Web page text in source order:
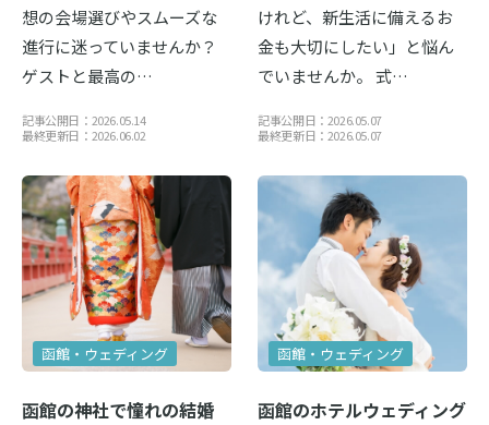
想の会場選びやスムーズな
進行に迷っていませんか？
ゲストと最高の…
記事公開日：2026.05.14
最終更新日：2026.06.02
けれど、新生活に備えるお
金も大切にしたい」と悩ん
でいませんか。 式…
記事公開日：2026.05.07
最終更新日：2026.05.07
函館・ウェディング
函館の神社で憧れの結婚
函館・ウェディング
函館のホテルウェディング